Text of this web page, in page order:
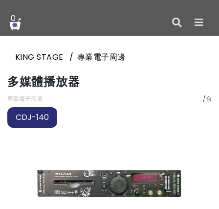
0
KING STAGE 專業電子周邊
多媒體播放器
專業電子周邊 /台
CDJ-140